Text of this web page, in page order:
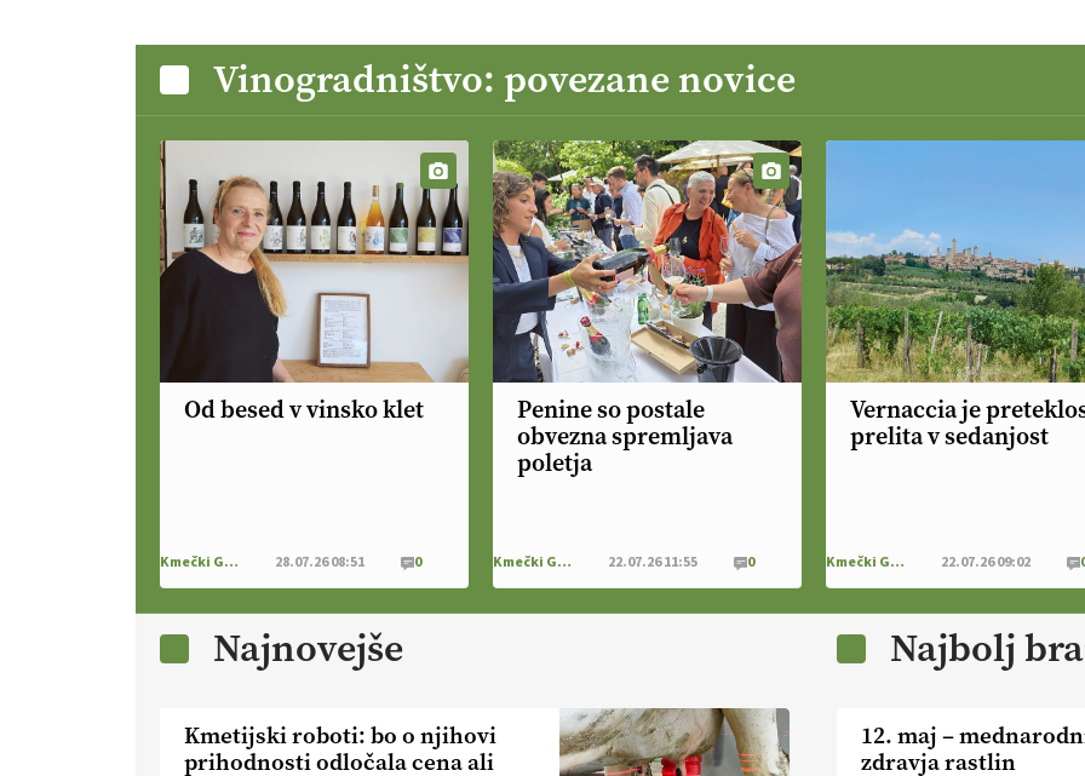
Vinogradništvo: povezane novice
Od besed v vinsko klet
Kmečki Glas 28.07.26 08:51 0
Penine so postale
obvezna spremljava
poletja
Kmečki Glas 22.07.26 11:55 0
Vernaccia je
prelita v sedanjost
Kmečki Glas 22.07.26 09:02
Najnovejše
Kmetijski roboti: bo o njihovi
prihodnosti odločala cena ali
Najbolj
12. maj –
zdravja rastlin